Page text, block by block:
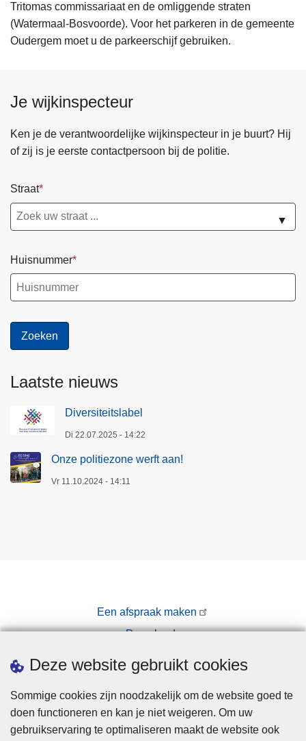
Deze website gebruikt cookies
Sommige cookies zijn noodzakelijk om de website goed te
doen functioneren en kan je niet weigeren. Om uw
gebruikservaring te optimaliseren maakt de website ook
Tritomas commissariaat en de omliggende straten
(Watermaal-Bosvoorde). Voor het parkeren in de gemeente
Oudergem moet u de parkeerschijf gebruiken.
Je wijkinspecteur
Ken je de verantwoordelijke wijkinspecteur in je buurt? Hij
of zij is je eerste contactpersoon bij de politie.
Straat
▼
Huisnummer
Laatste nieuws
Diversiteitslabel
Di 22.07.2025 - 14:22
Onze politiezone werft aan!
Vr 11.10.2024 - 14:11
Een afspraak maken
Downloads